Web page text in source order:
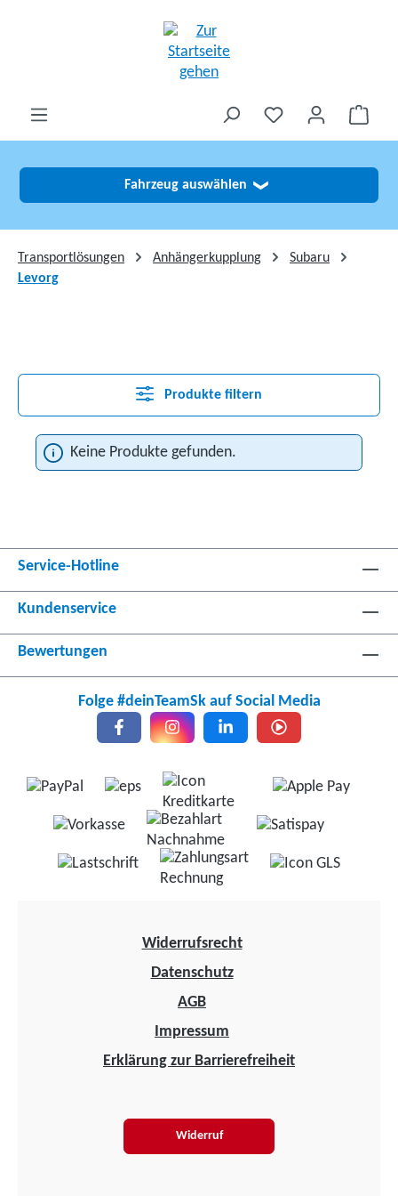
Fahrzeug auswählen ❯
Transportlösungen Anhängerkupplung
Subaru
Levorg
Produkte filtern
Keine Produkte gefunden.
Service-Hotline
Kundenservice
Bewertungen
Folge #deinTeamSk auf Social Media
Widerrufsrecht
Datenschutz
AGB
Impressum
Erklärung zur Barrierefreiheit
Widerruf